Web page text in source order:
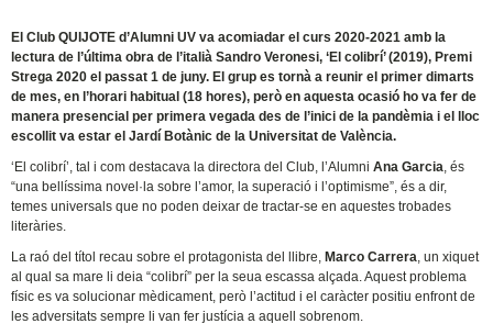
El Club QUIJOTE d’Alumni UV va acomiadar el curs 2020-2021 amb la
lectura de l’última obra de l’italià Sandro Veronesi, ‘El colibrí’ (2019), Premi
Strega 2020 el passat 1 de juny. El grup es tornà a reunir el primer dimarts
de mes, en l’horari habitual (18 hores), però en aquesta ocasió ho va fer de
manera presencial per primera vegada des de l’inici de la pandèmia i el lloc
escollit va estar el Jardí Botànic de la Universitat de València.
‘El colibrí’, tal i com destacava la directora del Club, l’AlumniAna Garcia, és
“una bellíssima novel·la sobre l’amor, la superació i l’optimisme”, és a dir,
temes universals que no poden deixar de tractar-se en aquestes trobades
literàries.
La raó del títol recau sobre el protagonista del llibre, Marco Carrera, un xiquet
al qual sa mare li deia “colibrí” per la seua escassa alçada. Aquest problema
físic es va solucionar mèdicament, però l’actitud i el caràcter positiu enfront de
les adversitats sempre li van fer justícia a aquell sobrenom.